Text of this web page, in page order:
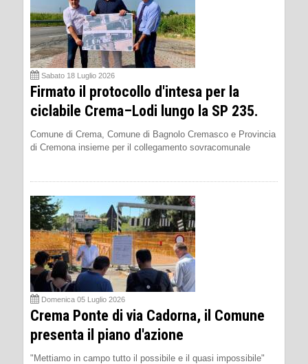
Sabato 18 Luglio 2026
Firmato il protocollo d'intesa per la
ciclabile Crema–Lodi lungo la SP 235.
Comune di Crema, Comune di Bagnolo Cremasco e Provincia
di Cremona insieme per il collegamento sovracomunale
Domenica 05 Luglio 2026
Crema Ponte di via Cadorna, il Comune
presenta il piano d'azione
"Mettiamo in campo tutto il possibile e il quasi impossibile"